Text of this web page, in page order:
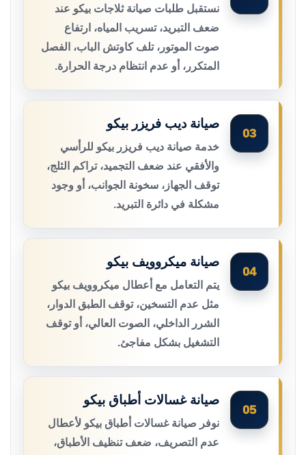
نستقبل طلبات صيانة ثلاجات بيكو عند
ضعف التبريد، تسريب المياه، ارتفاع
صوت الموتور، تلف كاوتش الباب، الفصل
المتكرر، أو عدم انتظام درجة الحرارة.
03
صيانة ديب فريزر بيكو
خدمة صيانة ديب فريزر بيكو للرأسي
والأفقي عند ضعف التجميد، تراكم الثلج،
توقف الجهاز، سخونة الجوانب، أو وجود
مشكلة في دائرة التبريد.
04
صيانة ميكروويف بيكو
يتم التعامل مع أعطال ميكروويف بيكو
مثل عدم التسخين، توقف الطبق الدوار،
الشرر الداخلي، الصوت العالي، أو توقف
التشغيل بشكل مفاجئ.
05
صيانة غسالات أطباق بيكو
نوفر صيانة غسالات أطباق بيكو لأعطال
عدم التصريف، ضعف تنظيف الأطباق،